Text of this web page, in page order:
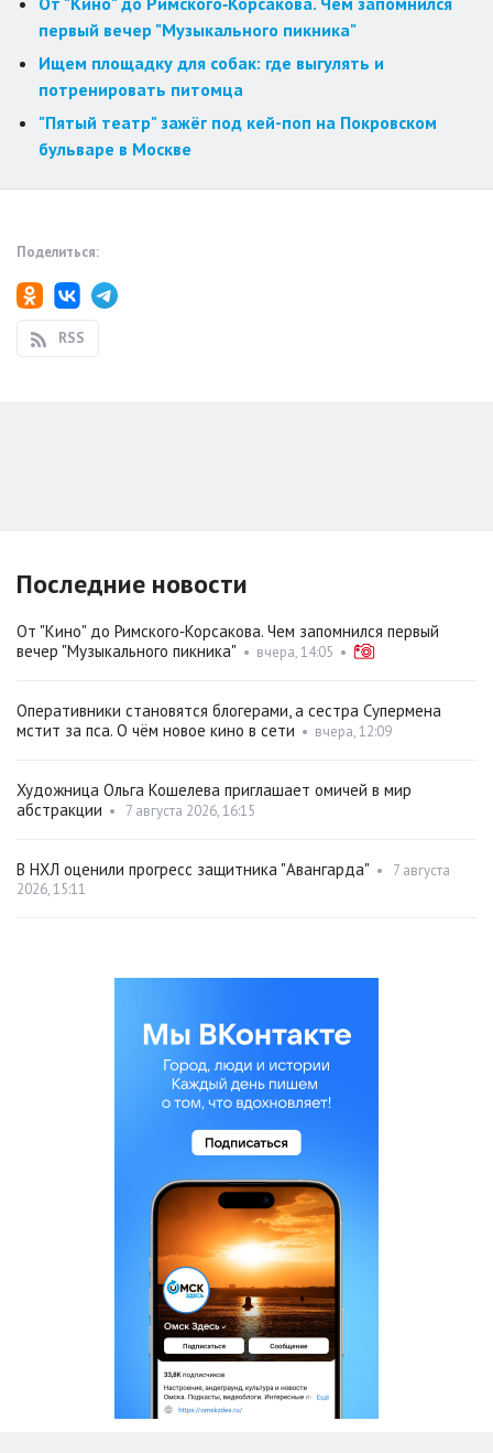
первый вечер "Музыкального пикника"
Ищем площадку для собак: где выгулять и
потренировать питомца
"Пятый театр" зажёг под кей-поп на Покровском
бульваре в Москве
Поделиться:
RSS
Последние новости
От "Кино" до Римского‑Корсакова. Чем запомнился первый
вечер "Музыкального пикника" • вчера, 14:05 •
Оперативники становятся блогерами, а сестра Супермена
мстит за пса. О чём новое кино в сети • вчера, 12:09
Художница Ольга Кошелева приглашает омичей в мир
абстракции • 7 августа 2026, 16:15
В НХЛ оценили прогресс защитника "Авангарда" •
7 августа
2026, 15:11